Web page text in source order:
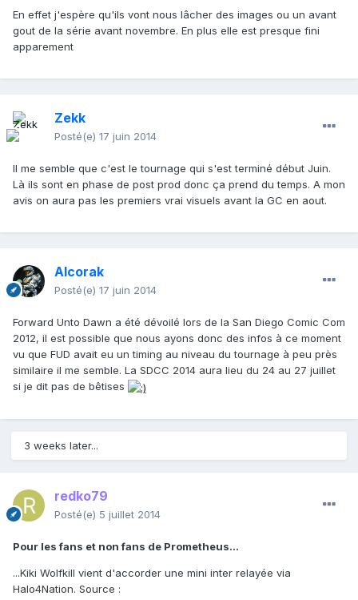
En effet j'espère qu'ils vont nous lâcher des images ou un avant
gout de la série avant novembre. En plus elle est presque fini
apparement
Zekk
Posté(e) 17 juin 2014
Il me semble que c'est le tournage qui s'est terminé début Juin.
Là ils sont en phase de post prod donc ça prend du temps. A mon
avis on aura pas les premiers vrai visuels avant la GC en aout.
Alcorak
Posté(e) 17 juin 2014
Forward Unto Dawn a été dévoilé lors de la San Diego Comic Com
2012, il est possible que nous ayons donc des infos à ce moment
vu que FUD avait eu un timing au niveau du tournage à peu près
similaire il me semble. La SDCC 2014 aura lieu du 24 au 27 juillet
si je dit pas de bêtises
3 weeks later...
redko79
Posté(e) 5 juillet 2014
Pour les fans et non fans de Prometheus...
...Kiki Wolfkill vient d'accorder une mini inter relayée via
Halo4Nation. Source :